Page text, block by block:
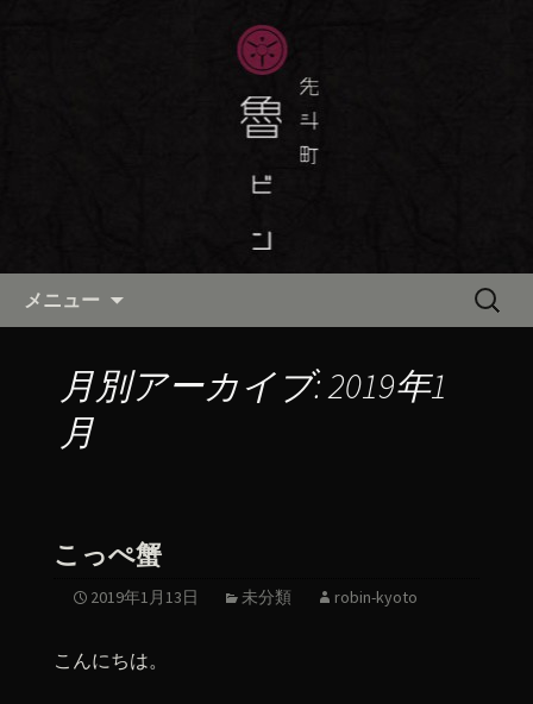
京都・先斗町の京料理・和食
「魯ビン（ろびん）」の公式ブ
京都・先斗町の京町家で美味しい季節
の京料理・和食が自慢の「魯ビン（ろ
びん）」がお店からのお知らせや、お
料理について最新情報をおとどけしま
メニュー
検
月別アーカイブ: 2019年1
月
こっぺ蟹
2019年1月13日 未分類 robin-kyoto
こんにちは。